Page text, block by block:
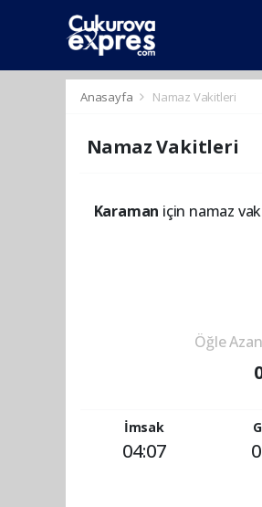
Anasayfa Namaz Vakitleri
Namaz Vakitleri
Karaman için namaz
Öğle
İmsak
04:07